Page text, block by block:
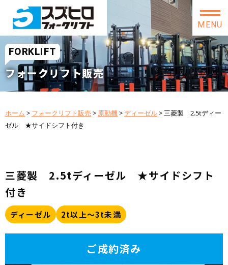
MENU
FORKLIFT
フォークリフト販売
ホーム > フォークリフト販売 > 原動機>ディーゼル>三菱製 2.5tディー
ゼル ★サイドシフト付き
三菱製 2.5tディーゼル ★サイドシフト
付き
ディーゼル 2t以上～3t未満
ご成約済み